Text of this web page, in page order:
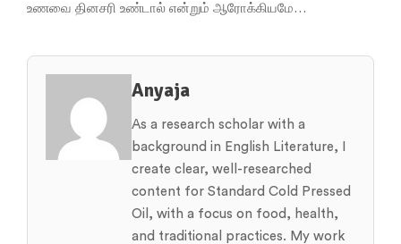
உணவை தினசரி உண்டால் என்றும் ஆரோக்கியமே…
Anyaja
As a research scholar with a
background in English Literature, I
create clear, well-researched
content for Standard Cold Pressed
Oil, with a focus on food, health,
and traditional practices. My work